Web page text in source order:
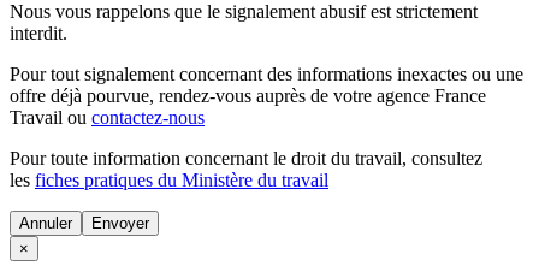
Nous vous rappelons que le signalement abusif est strictement
interdit.
Pour tout signalement concernant des informations inexactes ou une
offre déjà pourvue, rendez-vous auprès de votre agence France
Travail ou contactez-nous
Pour toute information concernant le droit du travail, consultez
les fiches pratiques du Ministère du travail
Annuler
×